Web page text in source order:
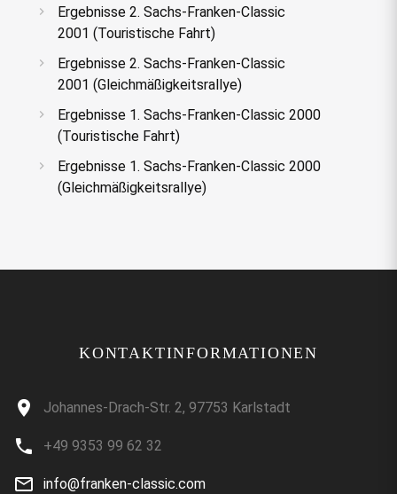
Ergebnisse 2. Sachs-Franken-Classic
2001 (Touristische Fahrt)
Ergebnisse 2. Sachs-Franken-Classic
2001 (Gleichmäßigkeitsrallye)
Ergebnisse 1. Sachs-Franken-Classic 2000
(Touristische Fahrt)
Ergebnisse 1. Sachs-Franken-Classic 2000
(Gleichmäßigkeitsrallye)
KONTAKTINFORMATIONEN
Johannes-Drach-Str. 2, 97753 Karlstadt
+49 9353 99 62 32
info@franken-classic.com